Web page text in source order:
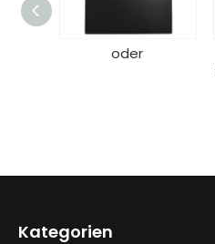
oder
Kategorien